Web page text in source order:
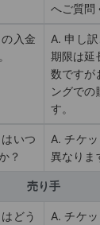
へご質問
入金
A. 申し
期限は延
数ですが
ングでの
す。
いつ
？
A. チケ
異なりま
売り手
どう
A. チケ